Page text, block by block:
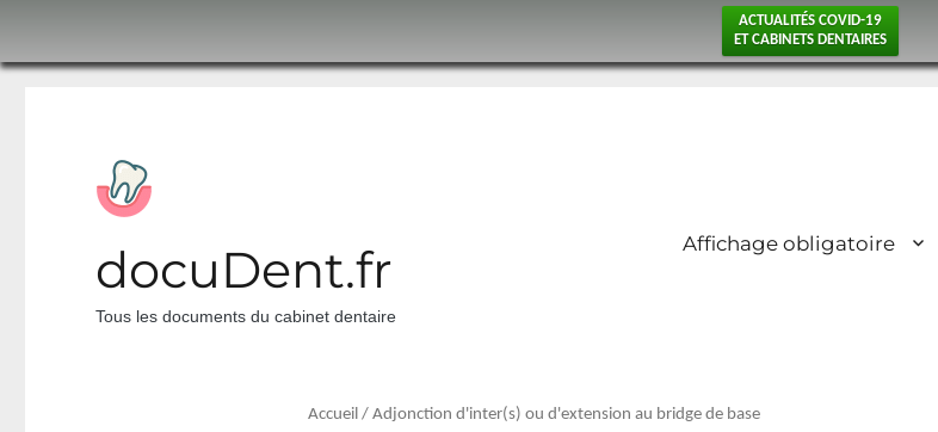
ACTUALITÉS COVID-19
ET CABINETS DENTAIRES
docuDent.fr
Tous les documents du cabinet dentaire
Affichage obligatoire
Accueil / Adjonction d'inter(s) ou d'extension au bridge de base